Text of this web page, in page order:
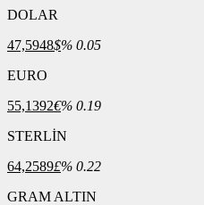
DOLAR
47,5948$% 0.05
EURO
55,1392€% 0.19
STERLİN
64,2589£% 0.22
GRAM ALTIN